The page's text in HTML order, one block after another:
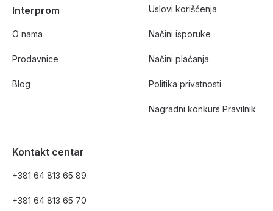
Interprom
O nama
Prodavnice
Blog
Uslovi korišćenja
Načini isporuke
Načini plaćanja
Politika privatnosti
Nagradni konkurs Pravilnik
Kontakt centar
+381 64 813 65 89
+381 64 813 65 70